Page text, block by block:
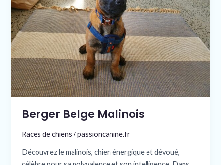
Berger Belge Malinois
Races de chiens /passioncanine.fr
Découvrez le malinois, chien énergique et dévoué,